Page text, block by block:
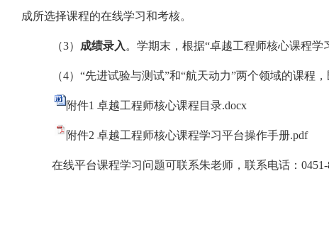
成所选择课程的在线学习和考核。
（3） 成绩录入 。学期末，根据“卓越工程师核心课程学
（4）“先进试验与测试”和“航天动力”两个领域的课程
附件1 卓越工程师核心课程目录.docx
附件2 卓越工程师核心课程学习平台操作手册.pdf
在线平台课程学习问题可联系朱老师，联系电话：